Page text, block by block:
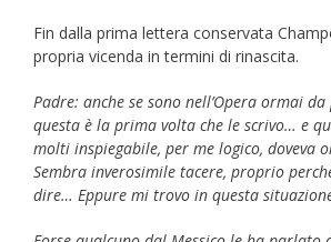
Fin dalla prima lettera conservata
propria vicenda in termini di rinascita.
Padre: anche se sono nell’Opera ormai
questa è la prima volta che le scrivo… e
molti inspiegabile, per me logico, doveva
Sembra inverosimile tacere, proprio
dire… Eppure mi trovo in questa